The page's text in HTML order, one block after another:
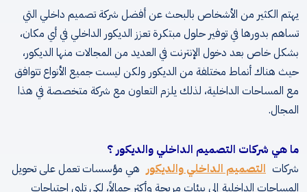
يهتم الكثير من الأشخاص بالبحث عن أفضل شركة تصميم داخلي التي
تساهم بدورها في توفير حلول مبتكرة تعزز الديكور الداخلي في أي مكان،
بشكل خاص بعد دخول الإنترنت في العديد من المجالات منها الديكور،
حيث هناك أنماط مختلفة من الديكور ولكن ليست جميع الأنواع تتوافق
مع المساحات الداخلية، لذلك يلزم التعاون مع شركة متخصصة في هذا
المجال.
ما هي شركات التصميم الداخلي والديكور ؟
شركات التصميم الداخلي والديكور هي مؤسسات تعمل على تحويل
المساحات الداخلية إلى بيئات مريحة وأكثر جمالاً، لكي تلبي احتياجات